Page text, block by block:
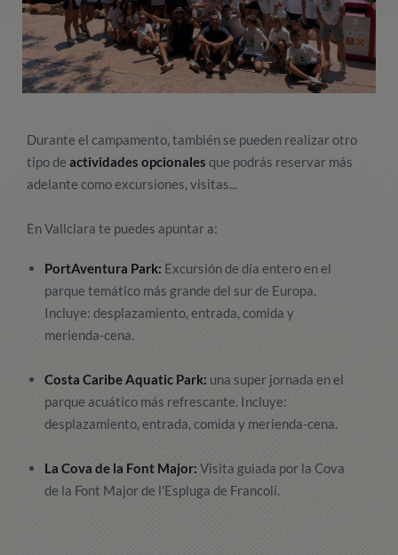
Durante el campamento, también se pueden realizar otro
tipo de actividades opcionales que podrás reservar más
adelante como excursiones, visitas...
En Vallclara te puedes apuntar a:
PortAventura Park: Excursión de día entero en el
parque temático más grande del sur de Europa.
Incluye: desplazamiento, entrada, comida y
merienda-cena.
Costa Caribe Aquatic Park: una super jornada en el
parque acuático más refrescante. Incluye:
desplazamiento, entrada, comida y merienda-cena.
La Cova de la Font Major: Visita guiada por la Cova
de la Font Major de l'Espluga de Francolí.